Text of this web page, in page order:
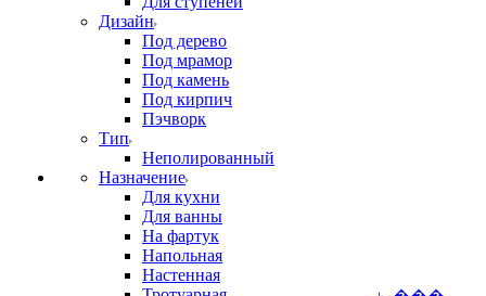
Дизайн
Под дерево
Под мрамор
Под камень
Под кирпич
Пэчворк
Тип
Неполированный
Назначение
Для кухни
Для ванны
На фартук
Напольная
Настенная